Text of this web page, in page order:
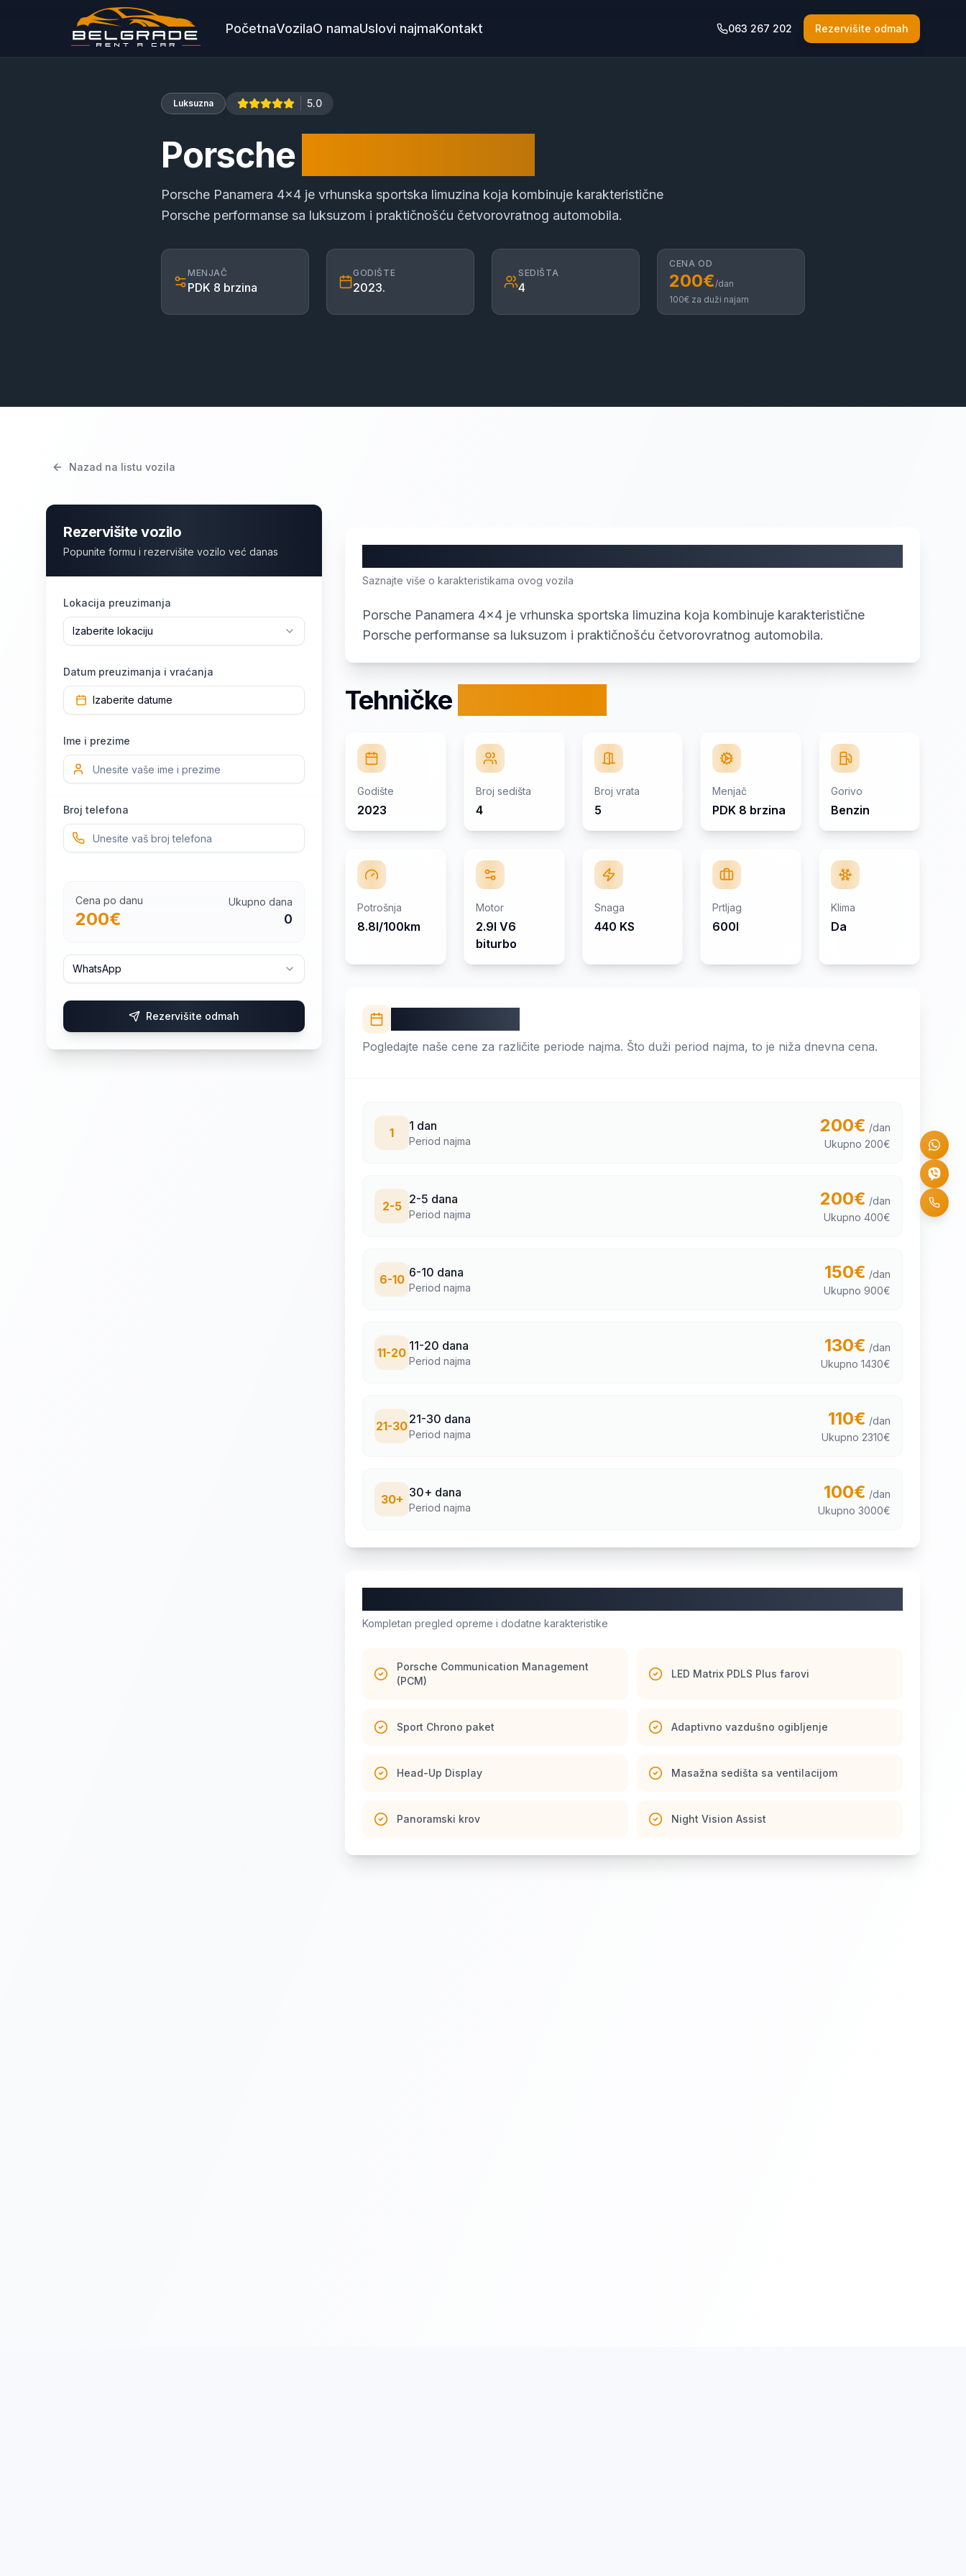
PočetnaVozilaO namaUslovi najmaKontakt 063 267 202 Rezervišite odmah
Luksuzna 5.0
Porsche
Porsche Panamera 4x4 je vrhunska sportska limuzina koja kombinuje karakteristične
Porsche performanse sa luksuzom i praktičnošću četvorovratnog automobila.
MENJAČ
PDK 8 brzina
GODIŠTE
2023.
SEDIŠTA
4
CENA OD
200€/dan
100€ za duži najam
Nazad na listu vozila
Rezervišite vozilo
Popunite formu i rezervišite vozilo već danas
Lokacija preuzimanja
Izaberite lokaciju
Datum preuzimanja i vraćanja
Izaberite datume
Ime i prezime
Broj telefona
Cena po danu
200€
Ukupno dana
0
WhatsApp
Rezervišite odmah
Saznajte više o karakteristikama ovog vozila
Porsche Panamera 4x4 je vrhunska sportska limuzina koja kombinuje karakteristične
Porsche performanse sa luksuzom i praktičnošću četvorovratnog automobila.
Tehničke
Godište
2023
Broj sedišta
4
Broj vrata
5
Menjač
PDK 8 brzina
Gorivo
Benzin
Potrošnja
8.8l/100km
Motor
2.9l V6
biturbo
Snaga
440 KS
Prtljag
600l
Klima
Da
Pogledajte naše cene za različite periode najma. Što duži period najma, to je niža dnevna cena.
1 1 dan
Period najma
200€ /dan
Ukupno 200€
2-5 2-5 dana
Period najma
200€ /dan
Ukupno 400€
6-10 6-10 dana
Period najma
150€ /dan
Ukupno 900€
11-20 11-20 dana
Period najma
130€ /dan
Ukupno 1430€
21-3021-30 dana
Period najma
110€ /dan
Ukupno 2310€
30+ 30+ dana
Period najma
100€ /dan
Ukupno 3000€
Kompletan pregled opreme i dodatne karakteristike
Porsche Communication Management
(PCM)
LED Matrix PDLS Plus farovi
Sport Chrono paket Adaptivno vazdušno ogibljenje
Head-Up Display Masažna sedišta sa ventilacijom
Panoramski krov Night Vision Assist